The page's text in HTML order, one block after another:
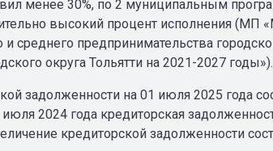
менее 30%, по 2 муниципальным
высокий процент исполнения
и среднего предпринимательства
округа Тольятти на 2021-2027 годы»).
задолженности на 01 июля 2025 года
июля 2024 года кредиторская
кредиторской задолженности